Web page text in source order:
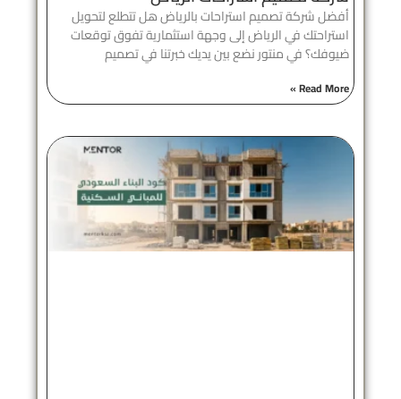
أفضل شركة تصميم استراحات بالرياض هل تتطلع لتحويل
استراحتك في الرياض إلى وجهة استثمارية تفوق توقعات
ضيوفك؟ في منتور نضع بين يديك خبرتنا في تصميم
Read More »